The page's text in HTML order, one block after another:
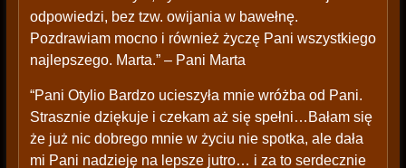
odpowiedzi, bez tzw. owijania w bawełnę.
Pozdrawiam mocno i również życzę Pani wszystkiego
najlepszego. Marta.” – Pani Marta
“Pani Otylio Bardzo ucieszyła mnie wróżba od Pani.
Strasznie dziękuje i czekam aż się spełni…Bałam się
że już nic dobrego mnie w życiu nie spotka, ale dała
mi Pani nadzieję na lepsze jutro… i za to serdecznie